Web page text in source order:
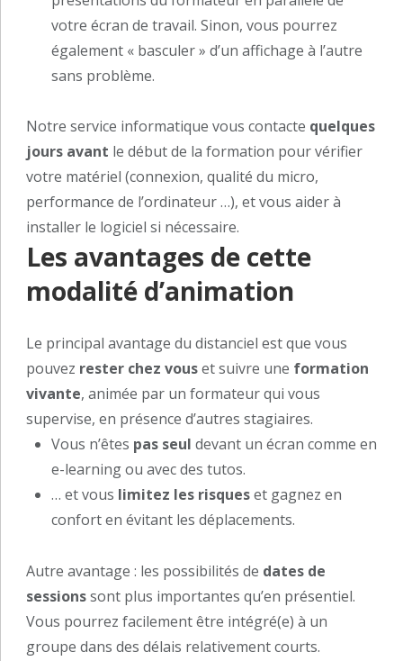
votre écran de travail. Sinon, vous pourrez
également « basculer » d’un affichage à l’autre
sans problème.
Notre service informatique vous contacte quelques
jours avant le début de la formation pour vérifier
votre matériel (connexion, qualité du micro,
performance de l’ordinateur …), et vous aider à
installer le logiciel si nécessaire.
Les avantages de cette
modalité d’animation
Le principal avantage du distanciel est que vous
pouvez rester chez vouset suivre une formation
vivante, animée par un formateur qui vous
supervise, en présence d’autres stagiaires.
Vous n’êtes pas seul devant un écran comme en
e-learning ou avec des tutos.
… et vous limitez les risqueset gagnez en
confort en évitant les déplacements.
Autre avantage : les possibilités de dates de
sessionssont plus importantes qu’en présentiel.
Vous pourrez facilement être intégré(e) à un
groupe dans des délais relativement courts.